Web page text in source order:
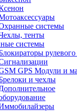
системы
тенты
системы
рулевого
GPS Модули и
и чехлы